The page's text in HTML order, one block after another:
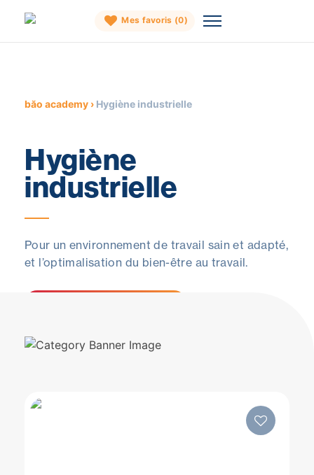
content
Mes favoris (0)
băo academy › Hygiène industrielle
Hygiène
industrielle
Pour un environnement de travail sain et adapté,
et l’optimalisation du bien-être au travail.